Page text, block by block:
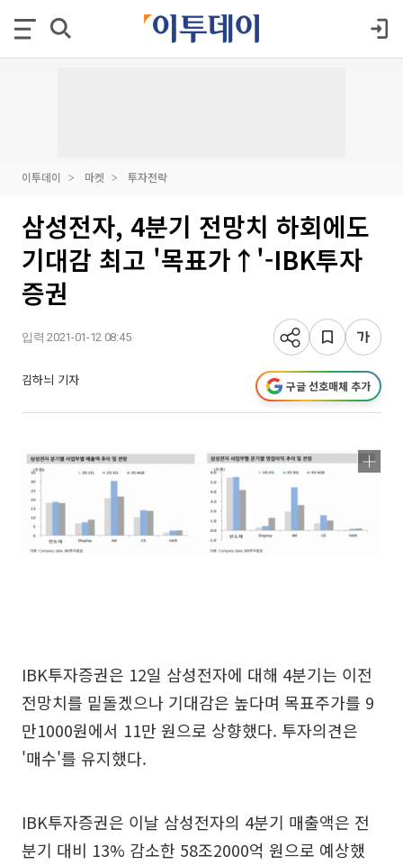
이투데이 마켓 투자전략
삼성전자, 4분기 전망치 하회에도
기대감 최고 '목표가↑'-IBK투자
증권
입력 2021-01-12 08:45
김하늬 기자 구글 선호매체 추가
IBK투자증권은 12일 삼성전자에 대해 4분기는 이전
전망치를 밑돌겠으나 기대감은 높다며 목표주가를 9
만1000원에서 11만 원으로 상향했다. 투자의견은
'매수'를 유지했다.
IBK투자증권은 이날 삼성전자의 4분기 매출액은 전
분기 대비 13% 감소한 58조2000억 원으로 예상했